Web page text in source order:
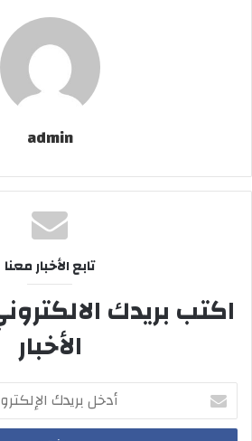
admin
تابع الأخبار معنا
اكتب بريدك
الأخبار
أدخل
بريدك
الإلكتروني